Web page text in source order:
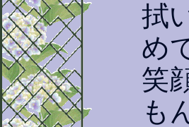
拭
め
笑
も